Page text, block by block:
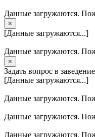
Данные загружаются.
×
[Данные загружаются...]
Данные загружаются.
×
Задать вопрос в заведение
[Данные загружаются...]
Данные загружаются.
Данные загружаются.
Данные загружаются.